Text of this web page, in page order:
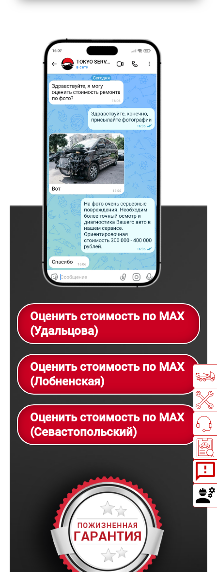
Оценить стоимость по MAX
(Удальцова)
Оценить стоимость по MAX
(Лобненская)
Оценить стоимость по MAX
(Севастопольский)